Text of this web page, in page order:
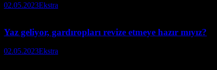
02.05.2023Ekstra
Yaz geliyor, gardıropları revize etmeye hazır mıyız?
02.05.2023Ekstra